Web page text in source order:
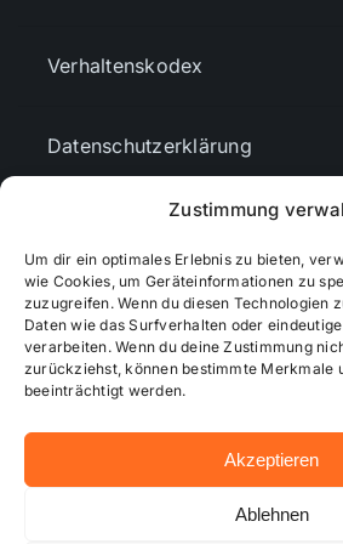
Zustimmung
Um dir ein optimales Erlebnis zu bieten,
wie Cookies, um Geräteinformationen zu
zuzugreifen. Wenn du diesen Technologien
Daten wie das Surfverhalten oder
verarbeiten. Wenn du deine Zustimmung
zurückziehst, können bestimmte Merkmale
beeinträchtigt werden.
Akzeptieren
Ablehnen
Verhaltenskodex
Datenschutzerklärung
Cookie-Richtlinie (EU)
Mediendaten
© 2026 - Wiesbadenaktuell